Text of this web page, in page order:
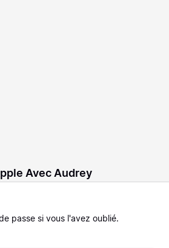
Avec Audrey
passe si vous l'avez oublié.